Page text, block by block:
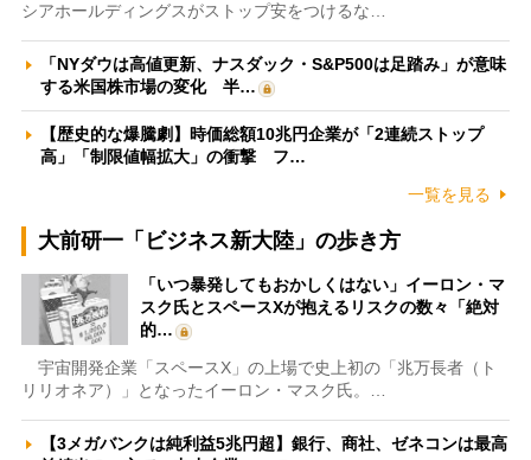
シアホールディングスがストップ安をつけるな…
「NYダウは高値更新、ナスダック・S&P500は足踏み」が意味
する米国株市場の変化 半…
【歴史的な爆騰劇】時価総額10兆円企業が「2連続ストップ
高」「制限値幅拡大」の衝撃 フ…
一覧を見る
大前研一「ビジネス新大陸」の歩き方
「いつ暴発してもおかしくはない」イーロン・マ
スク氏とスペースXが抱えるリスクの数々「絶対
的…
宇宙開発企業「スペースX」の上場で史上初の「兆万長者（ト
リリオネア）」となったイーロン・マスク氏。…
【3メガバンクは純利益5兆円超】銀行、商社、ゼネコンは最高